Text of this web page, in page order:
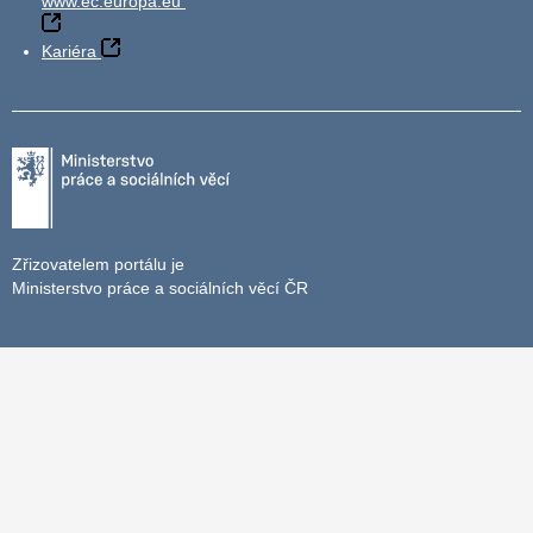
Kariéra
Zřizovatelem portálu je
Ministerstvo práce a sociálních věcí ČR